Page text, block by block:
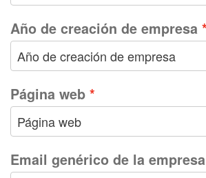
Año de creación de empresa
Página web
Email genérico de la empresa